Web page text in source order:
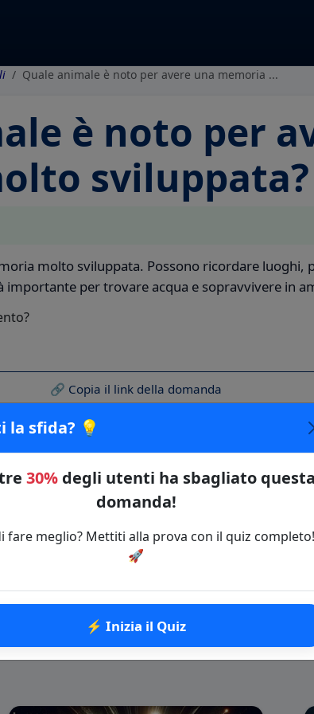
Quale animale è noto per avere una memoria ...
la sfida? 💡
30%degli utenti ha sbagliato
domanda!
fare meglio? Mettiti alla prova con il quiz completo!
🚀
⚡ Inizia il Quiz
è noto per
sviluppata?
molto sviluppata. Possono ricordare luoghi,
importante per trovare acqua e sopravvivere in
🔗 Copia il link della domanda
⚡ Inizia il Quiz